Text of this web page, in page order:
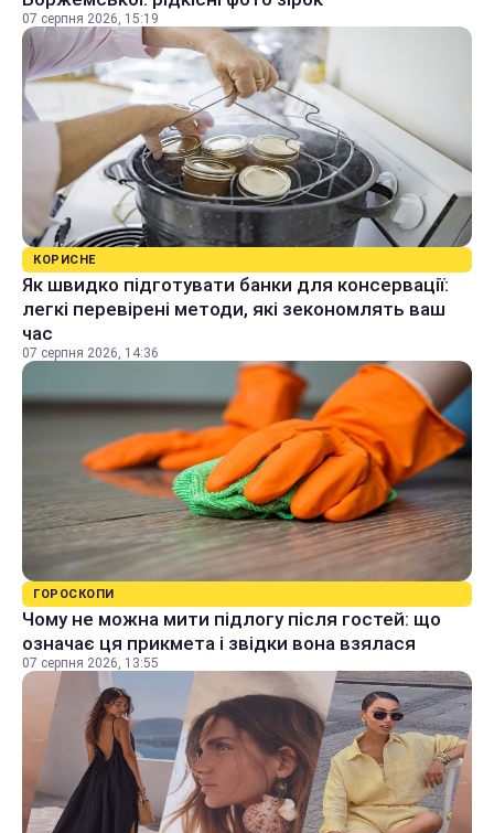
07 серпня 2026, 15:19
КОРИСНЕ
Як швидко підготувати банки для консервації:
легкі перевірені методи, які зекономлять ваш
час
07 серпня 2026, 14:36
ГОРОСКОПИ
Чому не можна мити підлогу після гостей: що
означає ця прикмета і звідки вона взялася
07 серпня 2026, 13:55